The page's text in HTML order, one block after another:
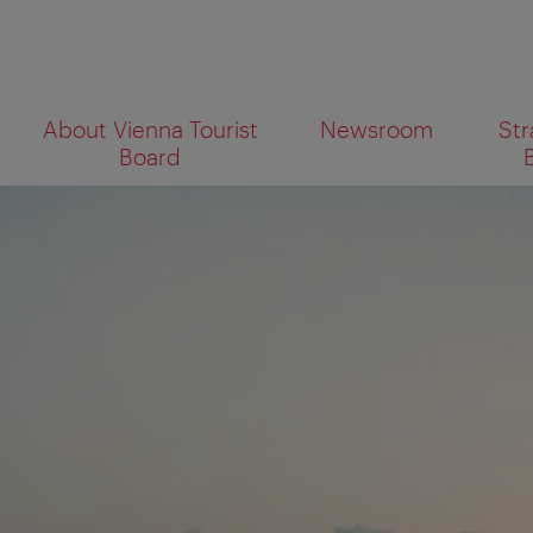
navigation
contents
About Vienna Tourist
Board
Newsroom
What